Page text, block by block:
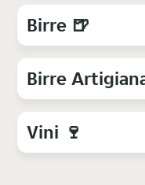
Birre 🍺
Birre
Vini 🍷